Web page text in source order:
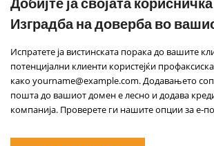
Изградба на доверба во
Испратете ја вистинската порака до вашите
потенцијални клиенти користејќи
како yourname@example.com. Додавањето
пошта до вашиот домен е лесно и додава
компанија. Проверете ги нашите опции за е-